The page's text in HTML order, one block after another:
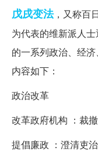
戊戌变法，又称百
为代表的维新派人
的一系列政治、经
内容如下：
政治改革
改革政府机构 ：裁
提倡廉政 ：澄清吏